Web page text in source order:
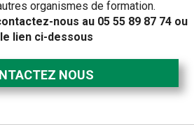
organismes de formation.
nous au 05 55 89 87 74 ou
lien ci-dessous
NOUS